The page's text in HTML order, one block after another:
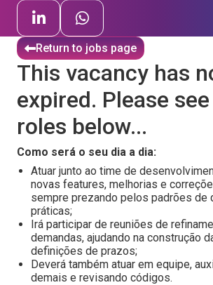
Return to jobs page
This vacancy has
expired. Please
roles below...
Como será o seu dia a dia:
Atuar junto ao time de
novas features, melhorias e
sempre prezando pelos padrões de
práticas;
Irá participar de reuniões de
demandas, ajudando na construção
definições de prazos;
Deverá também atuar em equipe,
demais e revisando códigos.